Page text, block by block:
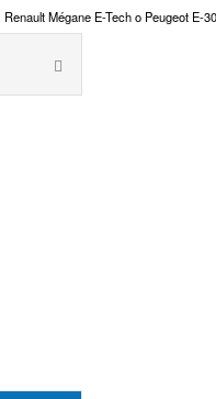
Renault Mégane E-Tech o Peugeot E-